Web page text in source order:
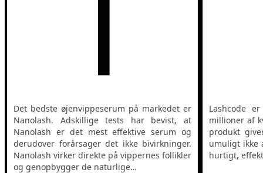
Det bedste øjenvippeserum på markedet er
Nanolash. Adskillige tests har bevist, at
Nanolash er det mest effektive serum og
derudover forårsager det ikke bivirkninger.
Nanolash virker direkte på vippernes follikler
og genopbygger de naturlige…
Lashcode
millioner af
produkt
umuligt ikke
hurtigt,